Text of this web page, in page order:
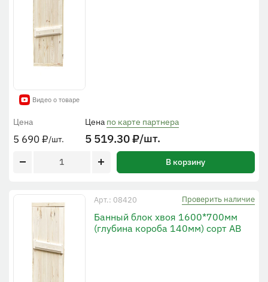
Видео о товаре
Цена
5 690₽/шт.
Цена по карте партнера
5 519.30₽/шт.
В корзину
Арт.: 08420 Проверить наличие
Банный блок хвоя 1600*700мм
(глубина короба 140мм) сорт АВ